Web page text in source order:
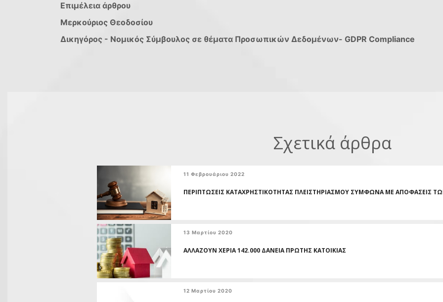
Επιμέλεια άρθρου
Μερκούριος Θεοδοσίου
Δικηγόρος - Νομικός Σύμβουλος σε θέματα Προσωπικών Δεδομένων- GDPR Compliance
Σχετικά άρθρα
11 Φεβρουάριου 2022
ΠΕΡΙΠΤΩΣΕΙΣ ΚΑΤΑΧΡΗΣΤΙΚΟΤΗΤΑΣ ΠΛΕΙΣΤΗΡΙΑΣΜΟΥ ΣΥΜΦΩΝΑ ΜΕ ΑΠΟΦΑΣΕΙΣ
13 Μαρτίου 2020
ΑΛΛΑΖΟΥΝ ΧΕΡΙΑ 142.000 ΔΑΝΕΙΑ ΠΡΩΤΗΣ ΚΑΤΟΙΚΙΑΣ
12 Μαρτίου 2020